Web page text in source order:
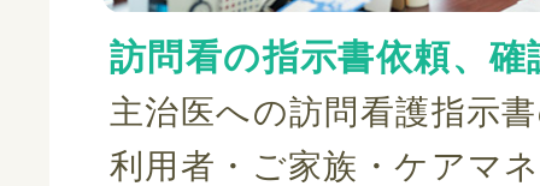
訪問看の指示書依頼、確
主治医への訪問看護指示
利用者・ご家族・ケアマ